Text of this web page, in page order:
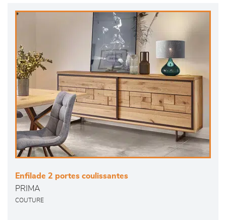
Enfilade 2 portes coulissantes
PRIMA
COUTURE